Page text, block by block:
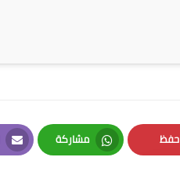
حفظ
Pinterest
مشاركة
Whatsapp